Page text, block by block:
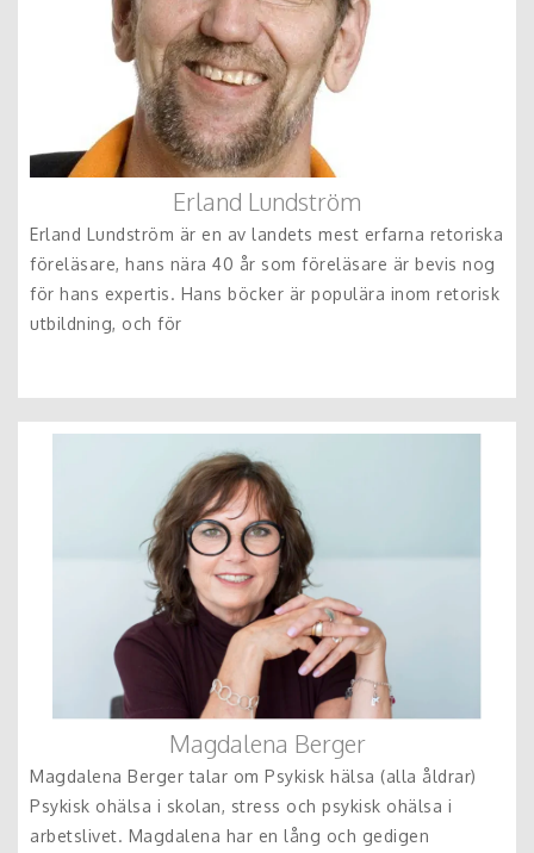
Erland Lundström
Erland Lundström är en av landets mest erfarna retoriska
föreläsare, hans nära 40 år som föreläsare är bevis nog
för hans expertis. Hans böcker är populära inom retorisk
utbildning, och för
Magdalena Berger
Magdalena Berger talar om Psykisk hälsa (alla åldrar)
Psykisk ohälsa i skolan, stress och psykisk ohälsa i
arbetslivet. Magdalena har en lång och gedigen